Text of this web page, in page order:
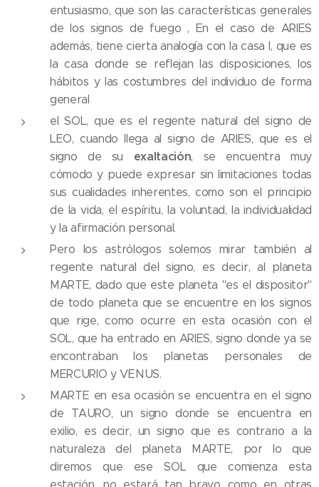
entusiasmo, que son las características generales
de los signos de fuego , En el caso de ARIES
además, tiene cierta analogía con la casa I, que es
la casa donde se reflejan las disposiciones, los
hábitos y las costumbres del individuo de forma
general
el SOL, que es el regente natural del signo de
LEO, cuando llega al signo de ARIES, que es el
signo de su exaltación, se encuentra muy
cómodo y puede expresar sin limitaciones todas
sus cualidades inherentes, como son el principio
de la vida, el espíritu, la voluntad, la individualidad
y la afirmación personal.
Pero los astrólogos solemos mirar también al
regente natural del signo, es decir, al planeta
MARTE, dado que este planeta "es el dispositor"
de todo planeta que se encuentre en los signos
que rige, como ocurre en esta ocasión con el
SOL, que ha entrado en ARIES, signo donde ya se
encontraban los planetas personales de
MERCURIO y VENUS.
MARTE en esa ocasión se encuentra en el signo
de TAURO, un signo donde se encuentra en
exilio, es decir, un signo que es contrario a la
naturaleza del planeta MARTE, por lo que
diremos que ese SOL que comienza esta
estación, no estará tan bravo como en otras